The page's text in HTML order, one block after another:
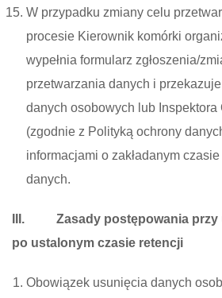
W przypadku zmiany celu
procesie Kierownik komórki
wypełnia formularz zgłoszenia/
przetwarzania danych i
danych osobowych lub Inspektora
(zgodnie z Polityką ochrony
informacjami o zakładanym
danych.
III. Zasady postępowania przy
po ustalonym czasie retencji
Obowiązek usunięcia danych